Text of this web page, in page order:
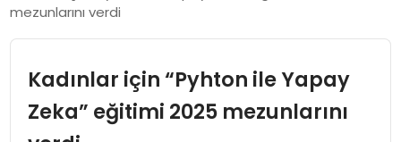
YAŞAM
mezunlarını verdi
Kadınlar için “Pyhton ile Yapay
Zeka” eğitimi 2025 mezunlarını